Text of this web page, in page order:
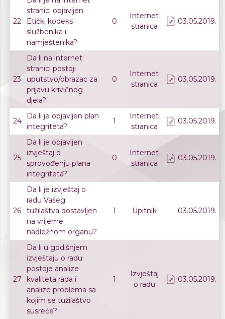
22
stranici objavljen
Etički kodeks
službenika i
namještenika?
0
Internet
stranica
03.05.2019.
23
Da li na internet
stranici postoji
uputstvo/obrazac za
prijavu krivičnog
djela?
0
Internet
stranica
03.05.2019.
24
Da li je objavljen plan
integriteta?
1
Internet
stranica
03.05.2019.
25
Da li je objavljen
izvještaj o
sprovođenju plana
integriteta?
0
Internet
stranica
03.05.2019.
26
Da li je izvještaj o
radu Vašeg
tužilaštva dostavljen
na vrijeme
nadležnom organu?
1 Upitnik 03.05.2019.
27
Da li u godišnjem
izvještaju o radu
postoje analize
kvaliteta rada i
analize problema sa
kojim se tužilaštvo
susreće?
1
Izvještaj
o radu
03.05.2019.